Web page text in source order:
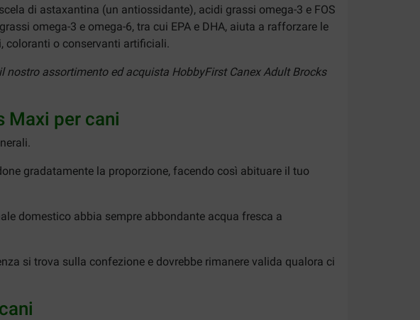
di astaxantina (un antiossidante), acidi grassi omega-3 e FOS
omega-3 e omega-6, tra cui EPA e DHA, aiuta a rafforzare le
coloranti o conservanti artificiali.
assortimento ed acquista HobbyFirst Canex Adult Brocks
Maxi per cani
gradatamente la proporzione, facendo così abituare il tuo
domestico abbia sempre abbondante acqua fresca a
si trova sulla confezione e dovrebbe rimanere valida qualora ci